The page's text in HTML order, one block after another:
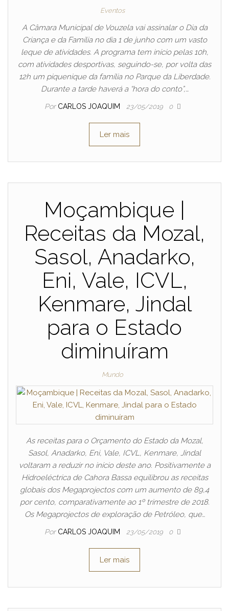
Eventos
A Câmara Municipal de Vouzela vai assinalar o Dia da
Criança e da Família no dia 1 de junho com um vasto
leque de atividades. A programa tem início pelas 10h,
com atividades desportivas, seguindo-se, por volta das
12h um piquenique da família no Parque da Liberdade.
Durante a tarde haverá a “hora do conto”,…
Por CARLOS JOAQUIM 23/05/2019 0
Ler mais
Moçambique |
Receitas da Mozal,
Sasol, Anadarko,
Eni, Vale, ICVL,
Kenmare, Jindal
para o Estado
diminuíram
Mundo
As receitas para o Orçamento do Estado da Mozal,
Sasol, Anadarko, Eni, Vale, ICVL, Kenmare, Jindal
voltaram a reduzir no início deste ano. Positivamente a
Hidroeléctrica de Cahora Bassa equilibrou as receitas
globais dos Megaprojectos com um aumento de 89,4
por cento, comparativamente ao 1º trimestre de 2018.
Os Megaprojectos de exploração de Petróleo, que…
Por CARLOS JOAQUIM 23/05/2019 0
Ler mais